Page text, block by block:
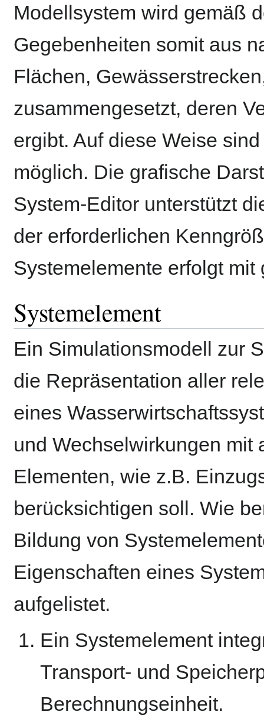
Modellsystem wird gemäß
Gegebenheiten somit aus
Flächen,
zusammengesetzt, deren
ergibt. Auf diese Weise
möglich. Die grafische
System-Editor unterstützt
der erforderlichen
Systemelemente erfolgt
Systemelement
Ein Simulationsmodell zur
die Repräsentation aller
eines
und Wechselwirkungen mit
Elementen, wie z.B.
berücksichtigen soll. Wie
Bildung von
Eigenschaften eines
aufgelistet.
Ein Systemelement
Transport- und
Berechnungseinheit.